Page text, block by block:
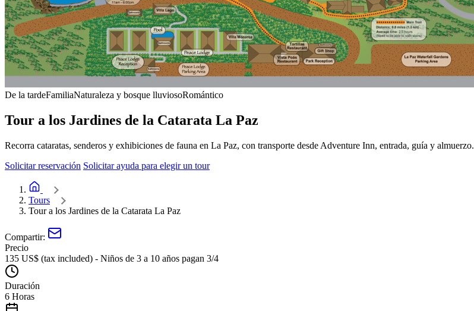
De la tardeFamiliaNaturaleza y bosque lluviosoRomántico
Tour a los Jardines de la Catarata La Paz
Recorra cataratas, senderos y exhibiciones de fauna en La Paz, con transporte desde Adventure Inn, entrada, guía y almuerzo.
Solicitar reservación Solicitar ayuda para elegir un tour
Inicio de Adventure Inn
Tours
Tour a los Jardines de la Catarata La Paz
Compartir:
Precio
135 US$ (tax included) - Niños de 3 a 10 años pagan 3/4
Duración
6 Horas